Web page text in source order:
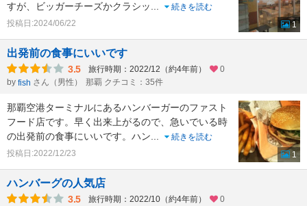
すが、ビッガーチーズかクラシッ
続きを読む
投稿日:2024/06/22
1
出発前の食事にいいです
3.5 旅行時期：2022/12（約4年前）
0
by fish さん（男性） 那覇 クチコミ：35件
那覇空港ターミナルにあるハンバーガーのファスト
フード店です。早く出来上がるので、急いでいる時
の出発前の食事にいいです。ハン
続きを読む
投稿日:2022/12/23
1
ハンバーグの人気店
3.5 旅行時期：2022/10（約4年前）
0